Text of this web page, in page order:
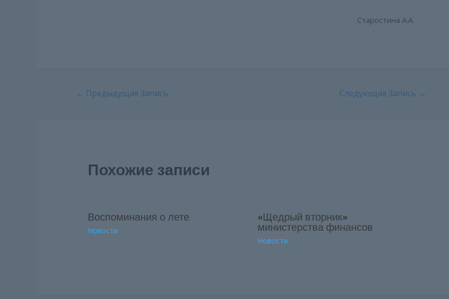
Старостина А.А.
Навигация
← Предыдущая Запись Следующая Запись →
Похожие записи
Воспоминания о лете
Новости
«Щедрый вторник»
министерства финансов
Новости